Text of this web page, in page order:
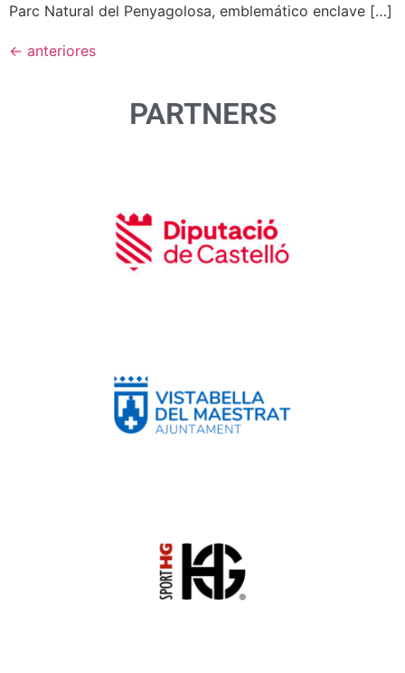
Parc Natural del Penyagolosa, emblemático enclave […]
← anteriores
PARTNERS